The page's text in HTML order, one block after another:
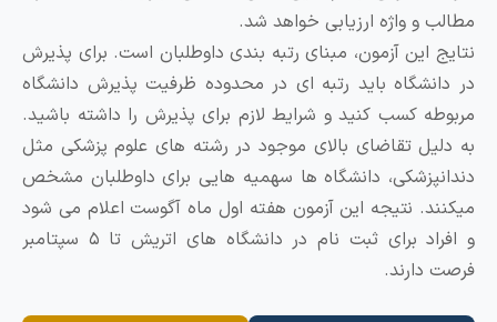
و واژه ارزیابی خواهد شد.
این آزمون، مبنای رتبه ‌بندی داوطلبان است. برای پذیرش
دانشگاه باید رتبه ‌ای در محدوده ظرفیت پذیرش دانشگاه
کسب کنید و شرایط لازم برای پذیرش را داشته باشید.
دلیل تقاضای بالای موجود در رشته‌ های علوم‌ پزشکی مثل
دانشگاه‌ ها سهمیه‌ هایی برای داوطلبان مشخص
نتیجه این آزمون هفته اول ماه آگوست اعلام می شود
و افراد برای ثبت نام در دانشگاه های اتریش تا ۵ سپتامبر
دارند.